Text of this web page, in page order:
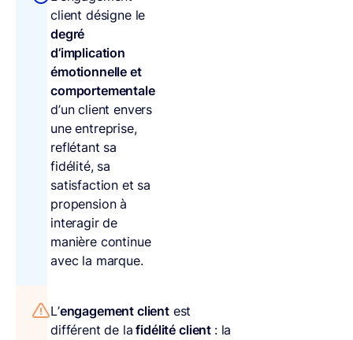
client désigne le
degré
d’implication
émotionnelle et
comportementale
d’un client envers
une entreprise,
reflétant sa
fidélité, sa
satisfaction et sa
propension à
interagir de
manière continue
avec la marque.
L’engagement clientest
différent de la fidélité client : la